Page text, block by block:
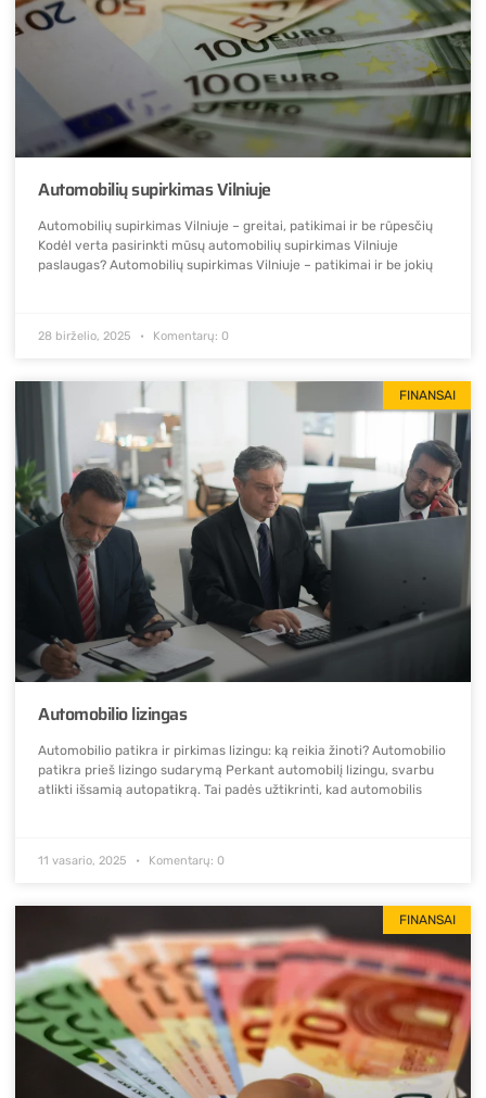
Automobilių supirkimas Vilniuje
Automobilių supirkimas Vilniuje – greitai, patikimai ir be rūpesčių
Kodėl verta pasirinkti mūsų automobilių supirkimas Vilniuje
paslaugas? Automobilių supirkimas Vilniuje – patikimai ir be jokių
28 birželio, 2025 Komentarų: 0
FINANSAI
Automobilio lizingas
Automobilio patikra ir pirkimas lizingu: ką reikia žinoti? Automobilio
patikra prieš lizingo sudarymą Perkant automobilį lizingu, svarbu
atlikti išsamią autopatikrą. Tai padės užtikrinti, kad automobilis
11 vasario, 2025 Komentarų: 0
FINANSAI